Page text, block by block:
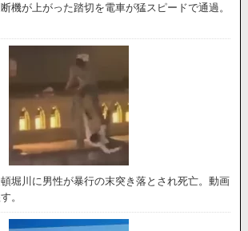
機が上がった踏切を電車が猛スピードで通過。
頓堀川に男性が暴行の末突き落とされ死亡。動画
。